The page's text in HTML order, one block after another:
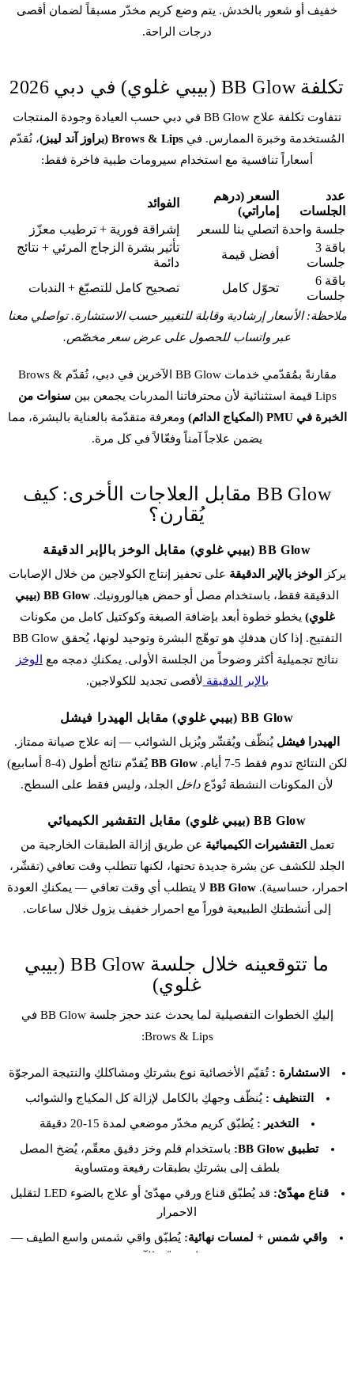
خفيف أو شعور بالخدش. يتم وضع كريم مخدّر مسبقاً لضمان أقصى
درجات الراحة.
تكلفة BB Glow (بيبي غلوي) في دبي 2026
تتفاوت تكلفة علاج BB Glow في دبي حسب العيادة وجودة المنتجات
المُستخدمة وخبرة الممارس. في Brows & Lips (براوز آند ليبز)
، نُقدّم
أسعاراً تنافسية مع استخدام سيرومات طبية فاخرة فقط:
عدد
الجلسات
السعر (درهم
إماراتي)
الفوائد
جلسة واحدة اتصلي بنا للسعر
إشراقة فورية + ترطيب معزّز
باقة 3
جلسات
أفضل قيمة
تأثير بشرة الزجاج المرئي + نتائج
دائمة
باقة 6
جلسات
تحوّل كامل تصحيح كامل للتصبّغ + الندبات
ملاحظة: الأسعار إرشادية وقابلة للتغيير حسب الاستشارة. تواصلي معنا
عبر واتساب للحصول على عرض سعر مخصّص.
مقارنةً بمُقدّمي خدمات BB Glow الآخرين في دبي، تُقدّم Brows &
Lips قيمة استثنائية لأن محترفاتنا المدربات يجمعن بين
سنوات من
الخبرة في PMU (المكياج الدائم)
ومعرفة متقدّمة بالعناية بالبشرة، مما
يضمن علاجاً آمناً وفعّالاً في كل مرة.
BB Glow مقابل العلاجات الأخرى: كيف
يُقارن؟
BB Glow (بيبي غلوي) مقابل الوخز بالإبر الدقيقة
يركز الوخز بالإبر الدقيقة على تحفيز إنتاج الكولاجين من خلال الإصابات
الدقيقة فقط، باستخدام مصل أو حمض هيالورونيك.
BB Glow (بيبي
غلوي) يخطو خطوة أبعد بإضافة الصبغة وكوكتيل كامل من مكونات
التفتيح. إذا كان هدفكِ هو توهّج البشرة وتوحيد لونها، يُحقق BB Glow
نتائج تجميلية أكثر وضوحاً من الجلسة الأولى. يمكنكِ دمجه مع
الوخز
بالإبر الدقيقة لأقصى تجديد للكولاجين.
BB Glow (بيبي غلوي) مقابل الهيدرا فيشل
الهيدرا فيشل يُنظّف ويُقشّر ويُزيل الشوائب — إنه علاج صيانة ممتاز.
لكن النتائج تدوم فقط 5-7 أيام.
BB Glow
يُقدّم نتائج أطول (4-8 أسابيع)
لأن المكونات النشطة تُودّع داخل الجلد، وليس فقط على السطح.
BB Glow (بيبي غلوي) مقابل التقشير الكيميائي
تعمل التقشيرات الكيميائية عن طريق إزالة الطبقات الخارجية من
الجلد للكشف عن بشرة جديدة تحتها، لكنها تتطلب وقت تعافي (تقشّر،
احمرار، حساسية).BB Glow لا يتطلب أي وقت تعافي — يمكنكِ العودة
إلى أنشطتكِ الطبيعية فوراً مع احمرار خفيف يزول خلال ساعات.
ما تتوقعينه خلال جلسة BB Glow (بيبي
غلوي)
إليكِ الخطوات التفصيلية لما يحدث عند حجز جلسة BB Glow في
Brows & Lips:
الاستشارة : تُقيّم الأخصائية نوع بشرتكِ ومشاكلكِ والنتيجة المرجوّة
التنظيف : يُنظّف وجهكِ بالكامل لإزالة كل المكياج والشوائب
التخدير : يُطبّق كريم مخدّر موضعي لمدة 15-20 دقيقة
تطبيق BB Glow:
باستخدام قلم وخز دقيق معقّم، يُضخ المصل
بلطف إلى بشرتكِ بطبقات رفيعة ومتساوية
قناع مهدّئ:
قد يُطبّق قناع ورقي مهدّئ أو علاج بالضوء LED لتقليل
الاحمرار
واقي شمس + لمسات نهائية: يُطبّق واقي شمس واسع الطيف —
بشرتكِ تتوهّج الآن!